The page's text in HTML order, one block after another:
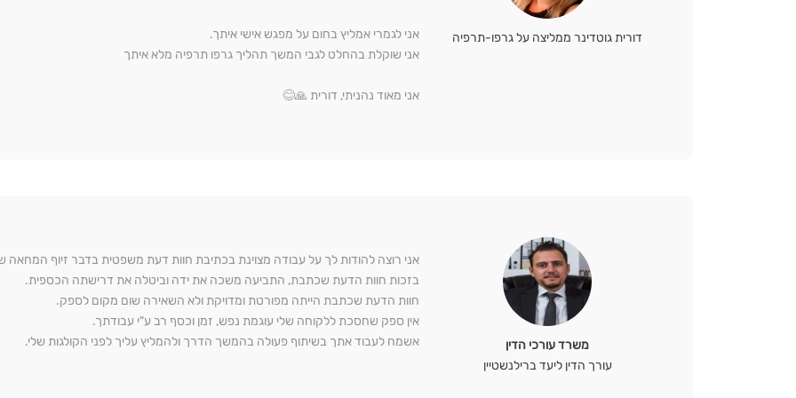
דורית גוטדינר ממליצה על גרפו-תרפיה
אני לגמרי אמליץ בחום על מפגש אישי איתך.
אני שוקלת בהחלט לגבי המשך תהליך גרפו תרפיה מלא איתך
אני מאוד נהניתי, דורית 🙏😊
משרד עורכי הדין
עורך הדין ליעד ברילנשטיין
אני רוצה להודות לך על עבודה מצוינת בכתיבת חוות דעת משפטית בדבר זיוף המחאה
בזכות חוות הדעת שכתבת, התביעה משכה את ידה וביטלה את דרישתה הכספית.
חוות הדעת שכתבת הייתה מפורטת ומדויקת ולא השאירה שום מקום לספק.
אין ספק שחסכת ללקוחה שלי עוגמת נפש, זמן וכסף רב ע"י עבודתך.
אשמח לעבוד אתך בשיתוף פעולה בהמשך הדרך ולהמליץ עליך לפני הקולגות שלי.